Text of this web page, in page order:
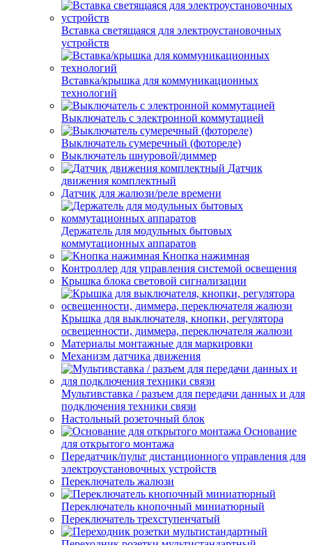
Вставка светящаяся для электроустановочных
устройств
Вставка/крышка для коммуникационных
технологий
Выключатель с электронной коммутацией
Выключатель сумеречный (фотореле)
Выключатель шнуровой/диммер
Датчик
движения комплектный
Датчик для жалюзи/реле времени
Держатель для модульных бытовых
коммутационных аппаратов
Кнопка нажимная
Контроллер для управления системой освещения
Крышка блока световой сигнализации
Крышка для выключателя, кнопки, регулятора
освещенности, диммера, переключателя жалюзи
Материалы монтажные для маркировки
Механизм датчика движения
Мультивставка / разъем для передачи данных и для
подключения техники связи
Настольный розеточный блок
Основание
для открытого монтажа
Передатчик/пульт дистанционного управления для
электроустановочных устройств
Переключатель жалюзи
Переключатель кнопочный миниатюрный
Переключатель трехступенчатый